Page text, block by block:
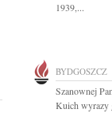
1939,...
BYDGOSZCZ
Szanownej
Kuich wyrazy